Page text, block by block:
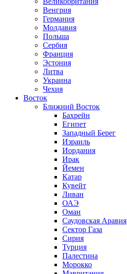
Венгрия
Германия
Молдавия
Польша
Сербия
Франция
Эстония
Литва
Украина
Чехия
Восток
Ближний Восток
Бахрейн
Египет
Западный Берег
Израиль
Иордания
Ирак
Йемен
Катар
Кувейт
Ливан
ОАЭ
Оман
Саудовская Аравия
Сектор Газа
Сирия
Турция
Палестина
Морокко